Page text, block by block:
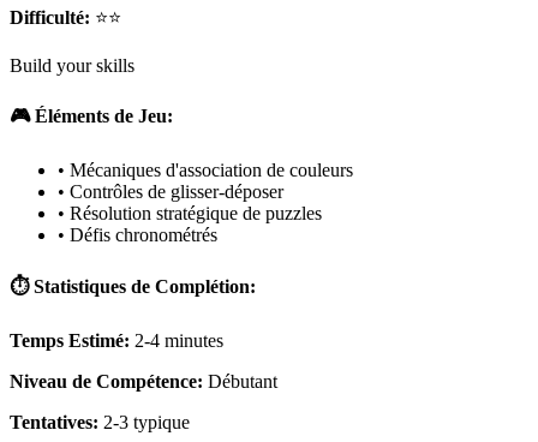
Difficulté: ⭐⭐
Build your skills
🎮 Éléments de Jeu:
• Mécaniques d'association de couleurs
• Contrôles de glisser-déposer
• Résolution stratégique de puzzles
• Défis chronométrés
⏱️ Statistiques de Complétion:
Temps Estimé: 2-4 minutes
Niveau de Compétence: Débutant
Tentatives: 2-3 typique